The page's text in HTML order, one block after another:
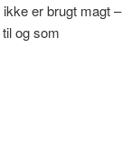
er brugt magt –
og som